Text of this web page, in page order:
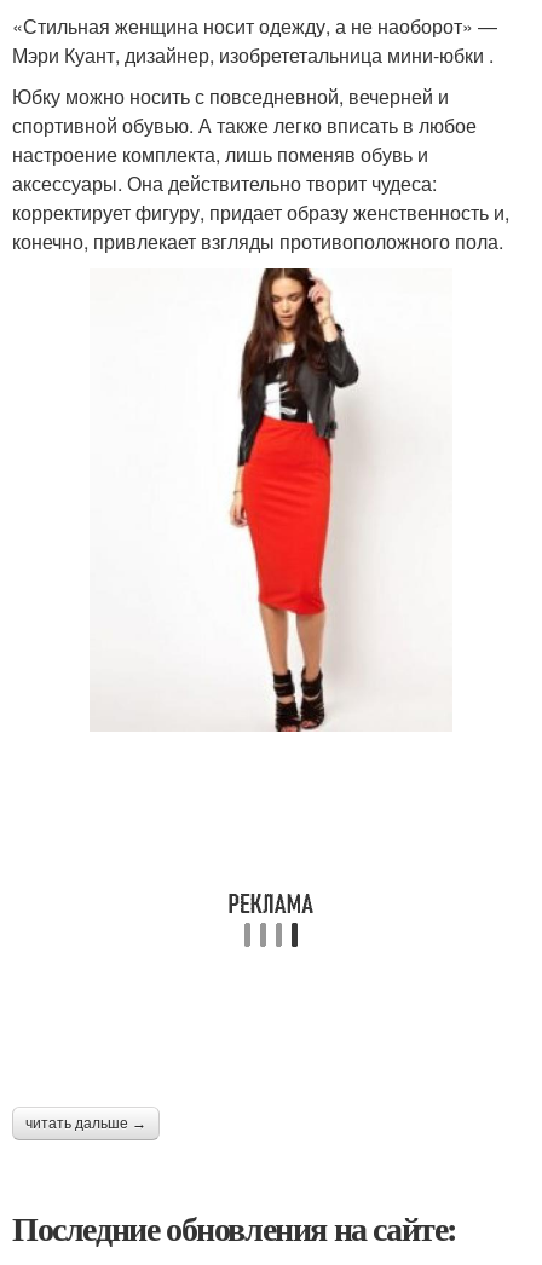
«Стильная женщина носит одежду, а не наоборот» —
Мэри Куант, дизайнер, изобрететальница мини-юбки .
Юбку можно носить с повседневной, вечерней и
спортивной обувью. А также легко вписать в любое
настроение комплекта, лишь поменяв обувь и
аксессуары. Она действительно творит чудеса:
корректирует фигуру, придает образу женственность и,
конечно, привлекает взгляды противоположного пола.
читать дальше →
Последние обновления на сайте: